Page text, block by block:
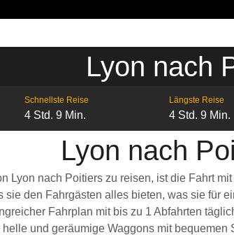
Lyon nach
Schnellste Reise
4 Std. 9 Min.
Längste Reise
4 Std. 9 Min.
Lyon nach
Lyon nach Poitiers zu reisen, ist die Fahrt
sie den Fahrgästen alles bieten, was sie
Fahrplan mit bis zu 1 Abfahrten
und geräumige Waggons mit